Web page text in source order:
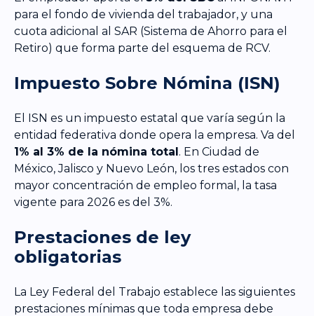
para el fondo de vivienda del trabajador, y una
cuota adicional al SAR (Sistema de Ahorro para el
Retiro) que forma parte del esquema de RCV.
Impuesto Sobre Nómina (ISN)
El ISN es un impuesto estatal que varía según la
entidad federativa donde opera la empresa. Va del
1% al 3% de la nómina total. En Ciudad de
México, Jalisco y Nuevo León, los tres estados con
mayor concentración de empleo formal, la tasa
vigente para 2026 es del 3%.
Prestaciones de ley
obligatorias
La Ley Federal del Trabajo establece las siguientes
prestaciones mínimas que toda empresa debe